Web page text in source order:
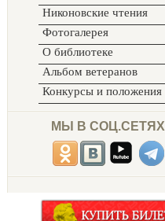
Никоновские чтения
Фотогалерея
О библиотеке
Альбом ветеранов
Конкурсы и положения
МЫ В СОЦ.СЕТЯХ